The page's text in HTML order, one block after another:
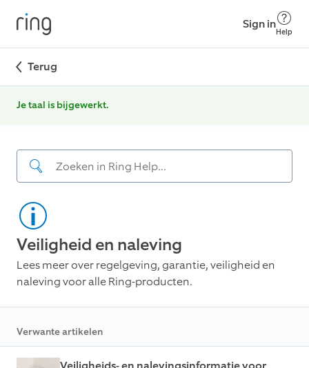
Sign in
Help
Terug
Je taal is bijgewerkt.
Veiligheid en naleving
Lees meer over regelgeving, garantie, veiligheid en
naleving voor alle Ring-producten.
Verwante artikelen